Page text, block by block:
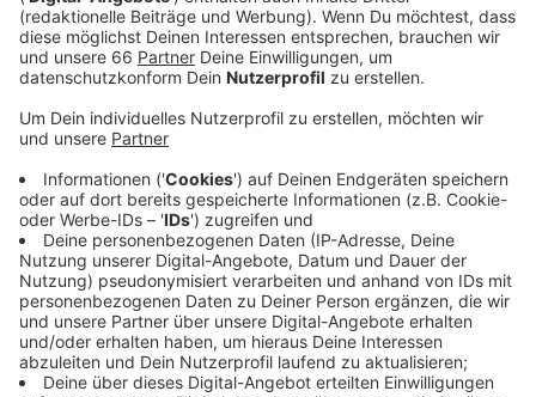
Anzeige
Am Freitag startet der Caravan Salon mit einem
Preview-Tag und ist ab Samstag dann für alle
geöffnet. Gerade seit Beginn der Corona-Pandemie
erlebt das "Mobile Reisen" einen Boom. Alle, die einen
Van selbst ausbauen, ein Wohnmobil kaufen oder auf
der Suche nach Zubehör und Inspirationen für ihren
"Urlaub auf Rädern" sind, können das bei den mehr als
750 Ausstellern des Caravan Salons tun. Tickets für
das Wochenende gibt es für 19 Euro und unter der